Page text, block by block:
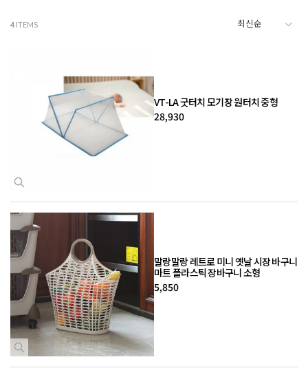
4 ITEMS
VT-LA 굿터치 모기장 원터치 중형
28,930
말랑말랑 레트로 미니 옛날 시장 바구니
마트 플라스틱 장바구니 소형
5,850